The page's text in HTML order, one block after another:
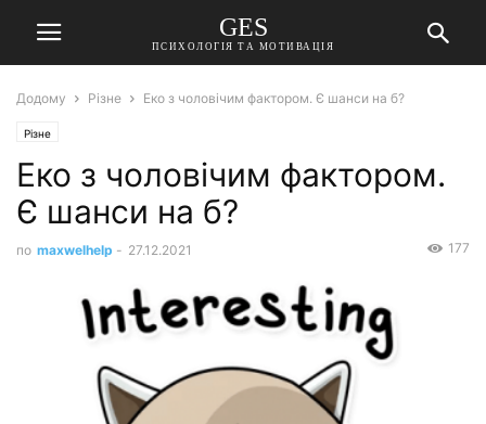
GES
ПСИХОЛОГІЯ ТА МОТИВАЦІЯ
Додому Різне Еко з чоловічим фактором. Є шанси на б?
Різне
Еко з чоловічим фактором.
Є шанси на б?
по maxwelhelp - 27.12.2021 177